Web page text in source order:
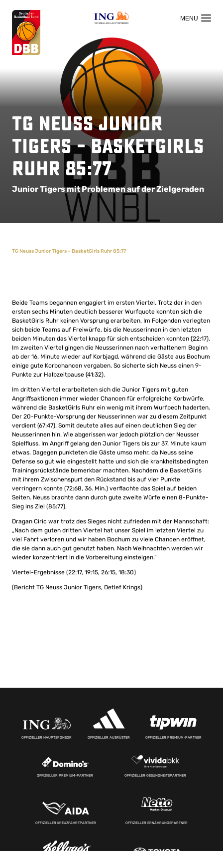
OFFIZIELLER HAUPTSPONSOR
TG Neuss Junior
Tigers – BasketGirls
Ruhr 85:77
Junior Tigers mit Problemen auf der Zielgeraden
TG Neuss Junior Tigers – BasketGirls Ruhr 85:77
Beide Teams begannen engagiert im ersten Viertel. Trotz der in den
ersten sechs Minuten deutlich besserer Wurfquote konnten sich die
BasketGirls Ruhr keinen Vorsprung erarbeiten. Im Folgenden verlegten
sich beide Teams auf Freiwürfe, bis die Neusserinnen in den letzten
beiden Minuten das Viertel knapp für sich entscheiden konnten (22:17).
Im zweiten Viertel gingen die Neusserinnen nach verhaltenem Beginn
ab der 16. Minute wieder auf Korbjagd, während die Gäste aus Bochum
einige gute Korbchancen vergaben. So sicherte sich Neuss einen 9-
Punkte zur Halbzeitpause (41:32).
Im dritten Viertel erarbeiteten sich die Junior Tigers mit guten
Angriffsaktionen immer wieder Chancen für erfolgreiche Korbwürfe,
während die BasketGirls Ruhr ein wenig mit ihrem Wurfpech haderten.
Der 20-Punkte-Vorsprung der Neusserinnen war zu diesem Zeitpunkt
verdient (67:47). Somit deutete alles auf einen deutlichen Sieg der
Neusserinnen hin. Wie abgerissen war jedoch plötzlich der Neusser
Spielfluss. Im Angriff gelang den Junior Tigers bis zur 37. Minute kaum
etwas. Dagegen punkteten die Gäste umso mehr, da Neuss seine
Defense so gut wie eingestellt hatte und sich die krankheitsbedingten
Trainingsrückstände bemerkbar machten. Nachdem die BasketGirls
mit ihrem Zwischenspurt den Rückstand bis auf vier Punkte
verringern konnte (72:68, 36. Min.) verflachte das Spiel auf beiden
Seiten. Neuss brachte dann durch gute zweite Würfe einen 8-Punkte-
Sieg ins Ziel (85:77).
Dragan Ciric war trotz des Sieges nicht zufrieden mit der Mannschaft:
„Nach dem guten dritten Viertel hat unser Spiel im letzten Viertel zu
viel Fahrt verloren und wir haben Bochum zu viele Chancen eröffnet,
die sie dann auch gut genutzt haben. Nach Weihnachten werden wir
wieder konzentriert in die Vorbereitung einsteigen.“
Viertel-Ergebnisse (22:17, 19:15, 26:15, 18:30)
(Bericht TG Neuss Junior Tigers, Detlef Krings)
OFFIZIELLER HAUPTSPONSOR OFFIZIELLER AUSRÜSTER OFFIZIELLER PREMIUM-PARTNER
OFFIZIELLER PREMIUM-PARTNER OFFIZIELLER GESUNDHEITSPARTNER
OFFIZIELLER KREUZFAHRTPARTNER OFFIZIELLER ERNÄHRUNGSPARTNER